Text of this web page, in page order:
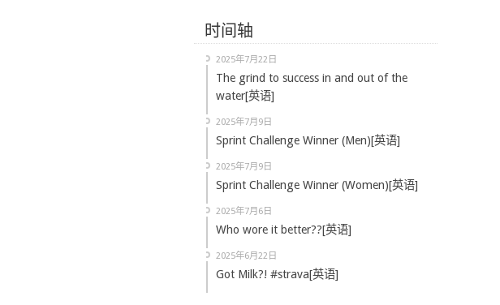
时间轴
2025年7月22日
The grind to success in and out of the
water[英语]
2025年7月9日
Sprint Challenge Winner (Men)[英语]
2025年7月9日
Sprint Challenge Winner (Women)[英语]
2025年7月6日
Who wore it better??[英语]
2025年6月22日
Got Milk?! #strava[英语]